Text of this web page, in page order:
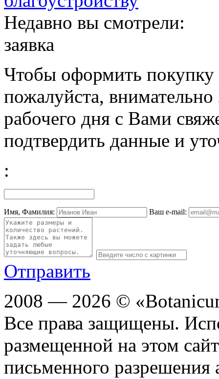
Недавно вы смотрели:
заявка
Чтобы оформить покупку
пожалуйста,
рабочего дня с Вами
подтвердить данные и
:
Имя, Фамилия: Ваш e-mail:
Отправить
2008 — 2026 ©
Все права защищены.
размещенной на этом
письменного разрешения